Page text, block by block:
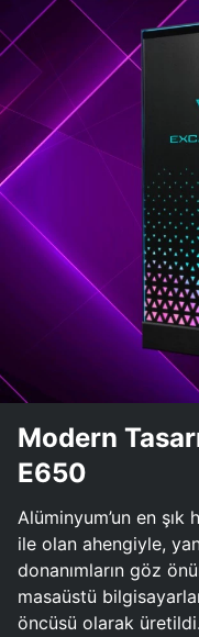
Modern
E650
Alüminyum’un en şık
ile olan ahengiyle,
donanımların göz
masaüstü
öncüsü olarak üretildi.